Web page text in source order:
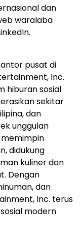
dan
waralaba
pusat di
Inc.
hiburan sosial
sekitar
dan
unggulan
memimpin
didukung
kuliner dan
Dengan
dan
Inc. terus
modern